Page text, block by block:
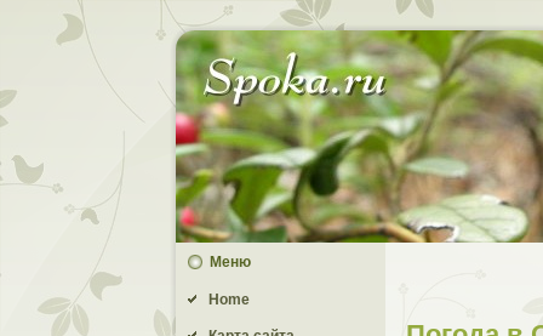
Меню
Home